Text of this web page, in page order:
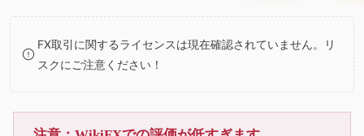
6
7
4
5
5
6
FX取引に関するライセンスは現在確認されていません。リ
スクにご注意ください！